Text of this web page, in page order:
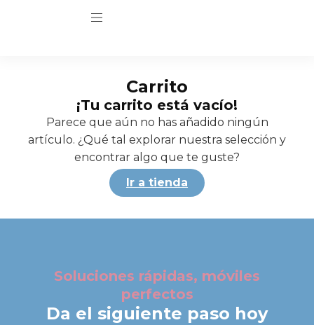
Carrito
¡Tu carrito está vacío!
Parece que aún no has añadido ningún
artículo. ¿Qué tal explorar nuestra selección y
encontrar algo que te guste?
Ir a tienda
Soluciones rápidas, móviles
perfectos
Da el siguiente paso hoy